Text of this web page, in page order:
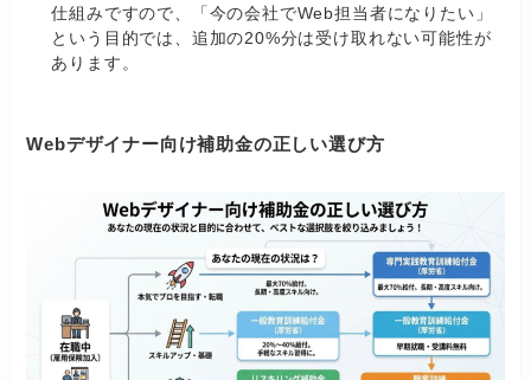
仕組みですので、「今の会社でWeb担当者になりたい」
という目的では、追加の20%分は受け取れない可能性が
あります。
Webデザイナー向け補助金の正しい選び方